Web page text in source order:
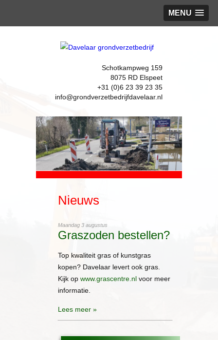
MENU
Schotkampweg 159
8075 RD Elspeet
+31 (0)6 23 39 23 35
info@grondverzetbedrijfdavelaar.nl
Nieuws
Maandag 3 augustus
Graszoden bestellen?
Top kwaliteit gras of kunstgras
kopen? Davelaar levert ook gras.
Kijk op www.grascentre.nl voor meer
informatie.
Lees meer »